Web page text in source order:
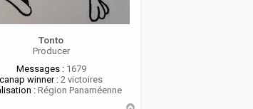
Tonto
Producer
Messages : 1679
canap winner : 2 victoires
:Région Panaméenne